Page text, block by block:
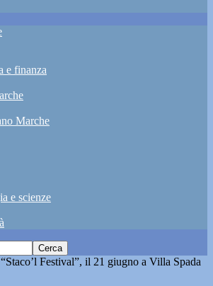
e finanza
Marche
e scienze
“Staco’l Festival”, il 21 giugno a Villa Spada